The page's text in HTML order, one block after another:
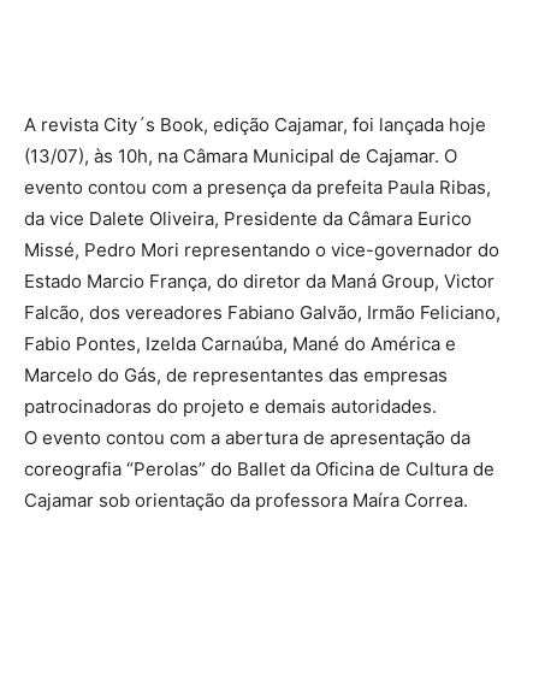
A revista City´s Book, edição Cajamar, foi lançada hoje
(13/07), às 10h, na Câmara Municipal de Cajamar. O
evento contou com a presença da prefeita Paula Ribas,
da vice Dalete Oliveira, Presidente da Câmara Eurico
Missé, Pedro Mori representando o vice-governador do
Estado Marcio França, do diretor da Maná Group, Victor
Falcão, dos vereadores Fabiano Galvão, Irmão Feliciano,
Fabio Pontes, Izelda Carnaúba, Mané do América e
Marcelo do Gás, de representantes das empresas
patrocinadoras do projeto e demais autoridades.
O evento contou com a abertura de apresentação da
coreografia “Perolas” do Ballet da Oficina de Cultura de
Cajamar sob orientação da professora Maíra Correa.